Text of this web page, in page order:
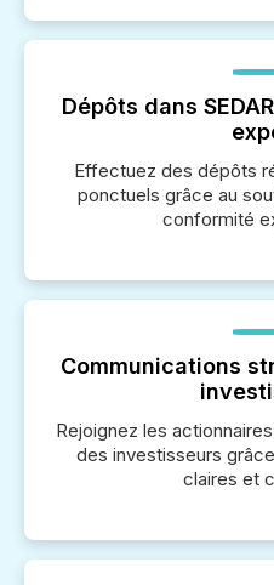
Dépôts dans
Effectuez des dépôts
ponctuels grâce au
conformité
Communications
Rejoignez les
des investisseurs
claires et